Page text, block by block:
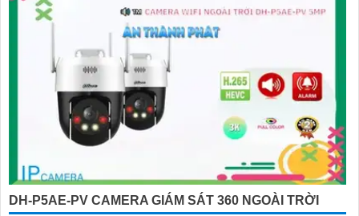
DH-P5AE-PV CAMERA GIÁM SÁT 360 NGOÀI TRỜI